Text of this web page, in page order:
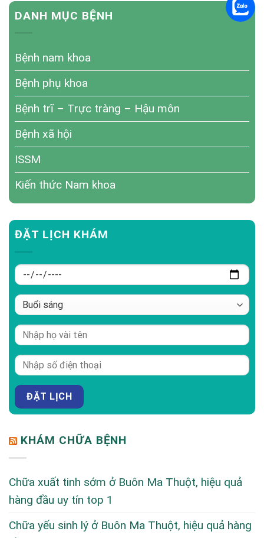
DANH MỤC BỆNH
Bệnh nam khoa
Bệnh phụ khoa
Bệnh trĩ – Trực tràng – Hậu môn
Bệnh xã hội
ISSM
Kiến thức Nam khoa
ĐẶT LỊCH KHÁM
KHÁM CHỮA BỆNH
Chữa xuất tinh sớm ở Buôn Ma Thuột, hiệu quả
hàng đầu uy tín top 1
Chữa yếu sinh lý ở Buôn Ma Thuột, hiệu quả hàng